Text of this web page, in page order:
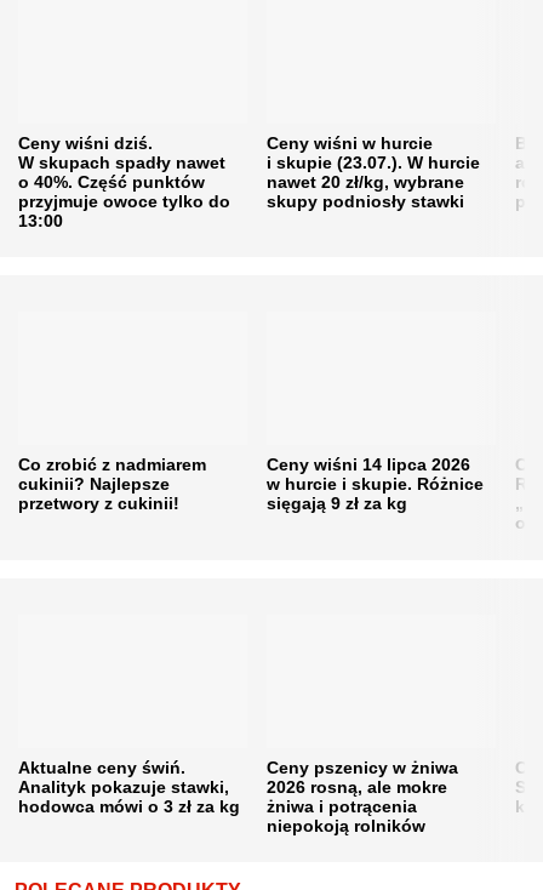
Ceny wiśni dziś.
W skupach spadły nawet
o 40%. Część punktów
przyjmuje owoce tylko do
13:00
Ceny wiśni w hurcie
i skupie (23.07.). W hurcie
nawet 20 zł/kg, wybrane
skupy podniosły stawki
Co zrobić z nadmiarem
cukinii? Najlepsze
przetwory z cukinii!
Ceny wiśni 14 lipca 2026
w hurcie i skupie. Różnice
sięgają 9 zł za kg
Aktualne ceny świń.
Analityk pokazuje stawki,
hodowca mówi o 3 zł za kg
Ceny pszenicy w żniwa
2026 rosną, ale mokre
żniwa i potrącenia
niepokoją rolników